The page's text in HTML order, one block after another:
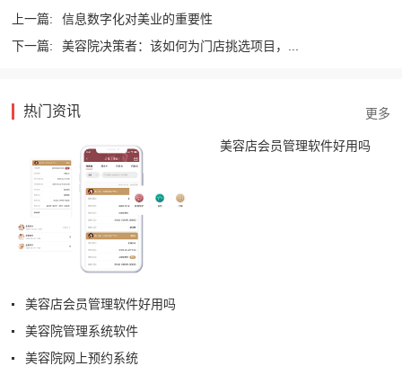
上一篇:
信息数字化对美业的重要性
下一篇:
美容院决策者：该如何为门店挑选项目，...
热门资讯
美容店会员管理软件好用吗
美容店会员管理软件好用吗
美容院管理系统软件
美容院网上预约系统